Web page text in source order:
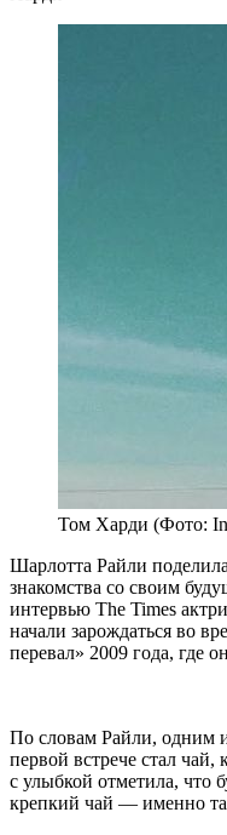
Том Харди (Фото:
Шарлотта Райли
знакомства со своим
интервью The Times
начали зарождаться во
перевал» 2009 года, где
По словам Райли, одним
первой встрече стал
с улыбкой отметила, что
крепкий чай — именно